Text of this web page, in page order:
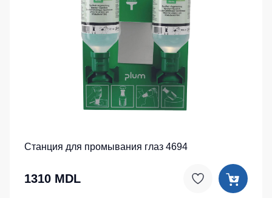
Станция для промывания глаз 4694
1310 MDL